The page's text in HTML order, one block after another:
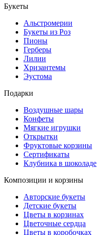
Букеты
Альстромерии
Букеты из Роз
Пионы
Герберы
Лилии
Хризантемы
Эустома
Подарки
Воздушные шары
Конфеты
Мягкие игрушки
Открытки
Фруктовые корзины
Сертификаты
Клубника в шоколаде
Композиции и корзины
Авторские букеты
Детские букеты
Цветы в корзинах
Цветочные сердца
Цветы в коробочках